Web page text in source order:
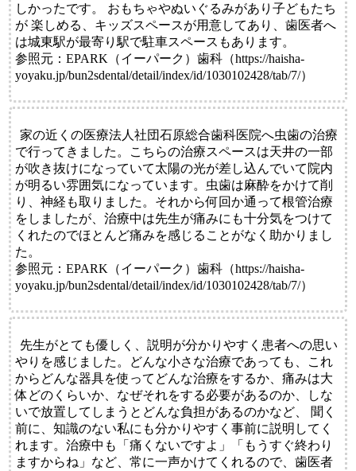
しかったです。 おもちゃやぬいぐるみがあり子どもたち
が 楽しめる、キッズスペースが用意してあり、歯医者へ
は城東駅が最寄り駅で駐車スペースもあります。
参照元：EPARK（イーパーク）歯科（https://haisha-
yoyaku.jp/bun2sdental/detail/index/id/1030102428/tab/7/）
家の近くの医療法人社団石原総合歯科医院へ虫歯の治療
で行ってきました。こちらの治療スペースは天井の一部
が吹き抜けになっていて太陽の光が差し込んでいて院内
が明るい雰囲気になっています。虫歯は麻酔をかけて削
り、神経も取りました。それから何回か通って根管治療
をしましたが、治療中は先生が痛みにも十分気をつけて
くれたのでほとんど痛みを感じることがなく助かりまし
た。
参照元：EPARK（イーパーク）歯科（https://haisha-
yoyaku.jp/bun2sdental/detail/index/id/1030102428/tab/7/）
先生がとても優しく、説明が分かりやすく患者への思い
やりを感じました。どんな小さな治療であっても、これ
からどんな器具を使ってどんな治療をするか、痛みは大
体どのくらいか、なぜそれをする必要があるのか、しな
いで放置してしまうとどんな負担があるのかなど、 聞く
前に、知識のない私にも分かりやすく事前に説明してく
れます。治療中も「痛くないですよ」「もうすぐ終わり
ますからね」など、常に一声かけてくれるので、歯医者